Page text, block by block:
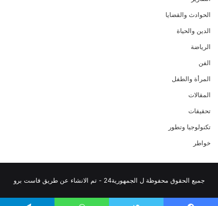
الحوادث والقضايا
الدين والحياة
الرياضة
الفن
المرأة والطفل
المقالات
تحقيقات
تكنولوجيا وتطور
خواطر
جميع الحقوق محفوظة ل الجمهورية24 - تم الانشاء عن طريق فاست برو